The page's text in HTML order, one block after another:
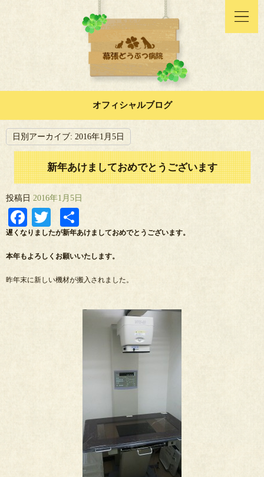
オフィシャルブログ
日別アーカイブ: 2016年1月5日
新年あけましておめでとうございます
投稿日 2016年1月5日
Facebook
Twitter
有
遅くなりましたが新年あけましておめでとうございます。
本年もよろしくお願いいたします。
昨年末に新しい機材が搬入されました。